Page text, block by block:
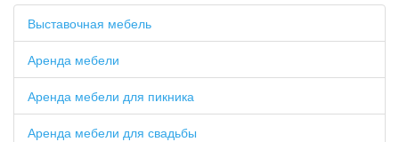
Выставочная мебель
Аренда мебели
Аренда мебели для пикника
Аренда мебели для свадьбы